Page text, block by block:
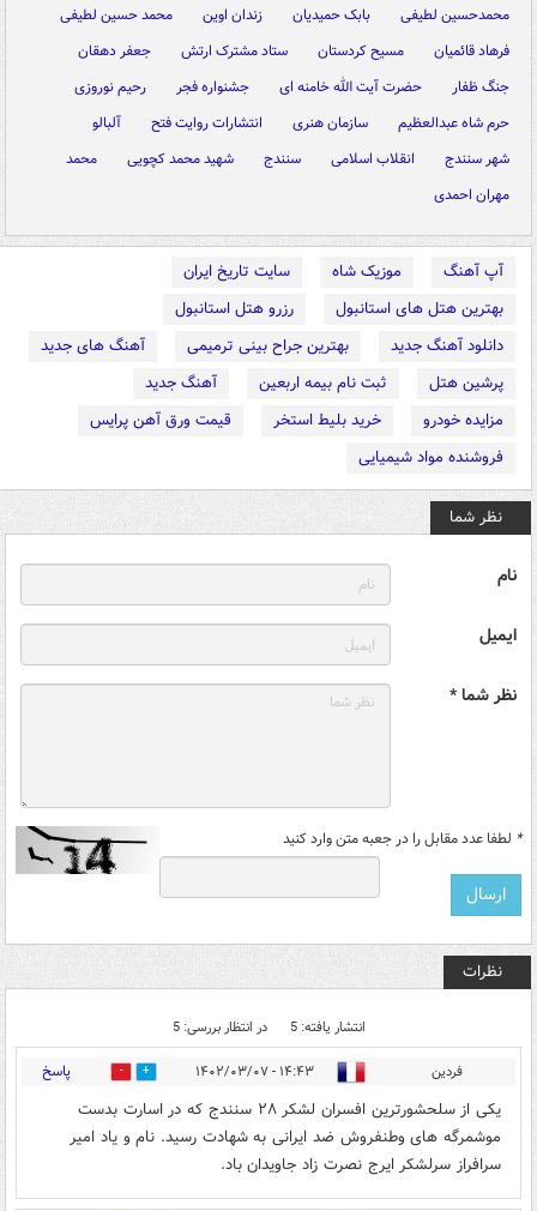
محمدحسین لطیفی بابک حمیدیان زندان اوین
محمد حسین لطیفی
فرهاد قائمیان
مسیح کردستان ستاد مشترک ارتش
جعفر دهقان
جنگ ظفار
حضرت آیت الله خامنه ای جشنواره فجر
رحیم نوروزی
حرم شاه عبدالعظیم
سازمان هنری انتشارات روایت فتح
آلبالو
شهر سنندج
انقلاب اسلامی سنندج شهید محمد کچویی
محمد
مهران احمدی
آپ آهنگ موزیک شاه
سایت تاریخ ایران
بهترین هتل های استانبول
رزرو هتل استانبول
دانلود آهنگ جدید
بهترین جراح بینی ترمیمی
آهنگ های جدید
پرشین هتل
ثبت نام بیمه اربعین
آهنگ جدید
مزایده خودرو
خرید بلیط استخر
قیمت ورق آهن پرایس
فروشنده مواد شیمیایی
نظر شما
نام
ایمیل
نظر شما *
* لطفا عدد مقابل را در جعبه متن وارد کنید
نظرات
انتشار یافته: 5 در انتظار بررسی: 5
فردین ۱۴:۴۳ - ۱۴۰۲/۰۳/۰۷ 30 پاسخ
یکی از سلحشورترین افسران لشکر ۲۸ سنندج که در اسارت بدست
موشمرگه های وطنفروش ضد ایرانی به شهادت رسید. نام و یاد امیر
سرافراز سرلشکر ایرج نصرت زاد جاویدان باد.